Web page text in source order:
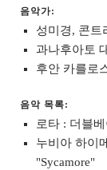
음악가:
성미경, 콘트
과나후아토
후안 카를로
음악 목록:
로타 : 더블
누비아 하이
"Sycamore"